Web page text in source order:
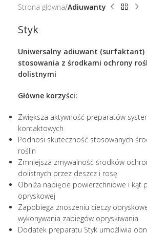
Strona główna Adiuwanty
Styk
Uniwersalny adiuwant (surfaktant)
stosowania z środkami ochrony
dolistnymi
Główne korzyści:
Zwiększa aktywność preparatów
kontaktowych
Podnosi skuteczność stosowanych
roślin
Zmniejsza zmywalność środków
dolistnych przez deszcz i rosę
Obniża napięcie powierzchniowe i kąt
opryskowej
Zapobiega znoszeniu cieczy
wykonywania zabiegów opryskiwania
Dodatek preparatu Styk umożliwia